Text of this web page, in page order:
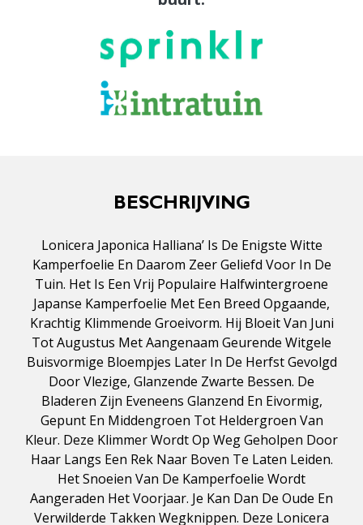
BESCHRIJVING
Lonicera Japonica Halliana’ Is De Enigste Witte
Kamperfoelie En Daarom Zeer Geliefd Voor In De
Tuin. Het Is Een Vrij Populaire Halfwintergroene
Japanse Kamperfoelie Met Een Breed Opgaande,
Krachtig Klimmende Groeivorm. Hij Bloeit Van Juni
Tot Augustus Met Aangenaam Geurende Witgele
Buisvormige Bloempjes Later In De Herfst Gevolgd
Door Vlezige, Glanzende Zwarte Bessen. De
Bladeren Zijn Eveneens Glanzend En Eivormig,
Gepunt En Middengroen Tot Heldergroen Van
Kleur. Deze Klimmer Wordt Op Weg Geholpen Door
Haar Langs Een Rek Naar Boven Te Laten Leiden.
Het Snoeien Van De Kamperfoelie Wordt
Aangeraden Het Voorjaar. Je Kan Dan De Oude En
Verwilderde Takken Wegknippen. Deze Lonicera